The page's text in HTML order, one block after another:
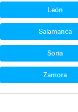
León
Salamanca
Soria
Zamora